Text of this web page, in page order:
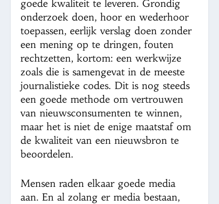
goede kwaliteit te leveren. Grondig
onderzoek doen, hoor en wederhoor
toepassen, eerlijk verslag doen zonder
een mening op te dringen, fouten
rechtzetten, kortom: een werkwijze
zoals die is samengevat in de meeste
journalistieke codes. Dit is nog steeds
een goede methode om vertrouwen
van nieuwsconsumenten te winnen,
maar het is niet de enige maatstaf om
de kwaliteit van een nieuwsbron te
beoordelen.
Mensen raden elkaar goede media
aan. En al zolang er media bestaan,